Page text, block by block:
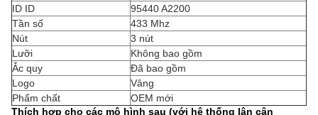
ID ID
95440 A2200
Tần số
433 Mhz
Nút
3 nút
Lưỡi
Không bao gồm
Ắc quy
Đã bao gồm
Logo
Vâng
Phẩm chất
OEM mới
Thích hợp cho các mô hình sau (với hệ thống lân cận